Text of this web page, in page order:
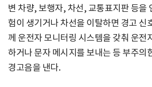
변 차량, 보행자, 차선, 교통표지판 등을
험이 생기거나 차선을 이탈하면 경고 신
께 운전자 모니터링 시스템을 갖춰 운전
하거나 문자 메시지를 보내는 등 부주의
경고음을 낸다.